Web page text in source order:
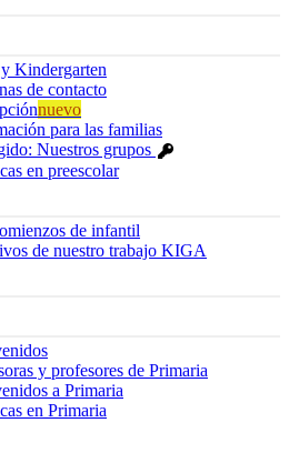
Kindergarten
de contacto
nuevo
para las familias
Nuestros grupos
en preescolar
de infantil
de nuestro trabajo KIGA
y profesores de Primaria
a Primaria
en Primaria